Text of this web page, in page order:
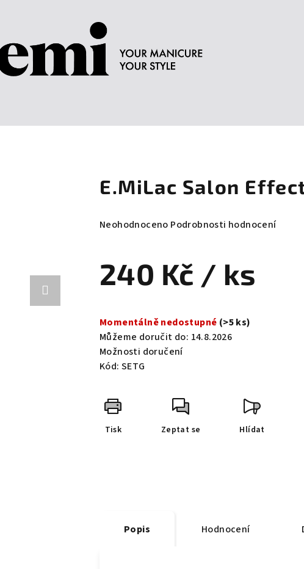
E.MiLac Salon
Průměrné
je
0,0
hvězdiček.
Neohodnoceno Podrobnosti hodnocení
240 Kč / ks
cena:
Momentálně nedostupné (>5 ks)
Můžeme doručit do: 14.8.2026
Možnosti doručení
Kód: SETG
Tisk Zeptat se Hlídat
Popis Hodnocení